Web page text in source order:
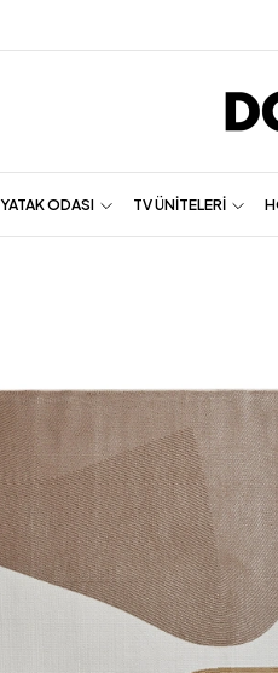
YATAK ODASI TV ÜNİTELERİ